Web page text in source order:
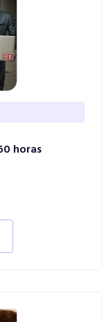
horas